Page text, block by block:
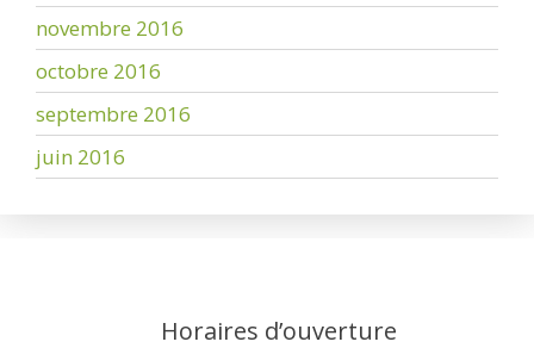
novembre 2016
octobre 2016
septembre 2016
juin 2016
Horaires d’ouverture